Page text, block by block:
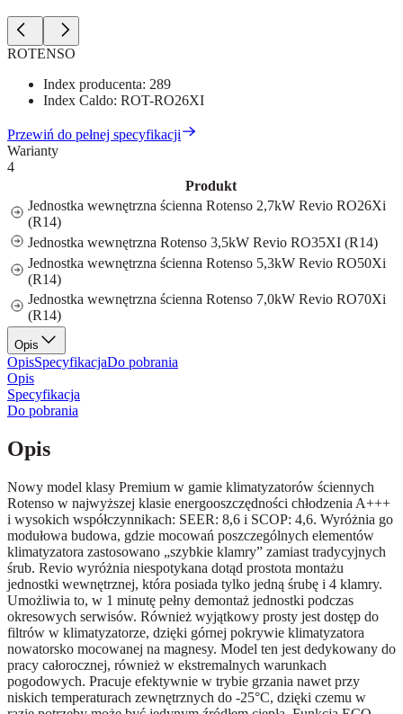
ROTENSO
Index producenta: 289
Index Caldo: ROT-RO26XI
Przewiń do pełnej specyfikacji
Warianty
4
Produkt
Jednostka wewnętrzna ścienna Rotenso 2,7kW Revio RO26Xi
(R14)
Jednostka wewnętrzna Rotenso 3,5kW Revio RO35XI (R14)
Jednostka wewnętrzna ścienna Rotenso 5,3kW Revio RO50Xi
(R14)
Jednostka wewnętrzna ścienna Rotenso 7,0kW Revio RO70Xi
(R14)
Opis
OpisSpecyfikacjaDo pobrania
Opis
Specyfikacja
Do pobrania
Opis
Nowy model klasy Premium w gamie klimatyzatorów ściennych
Rotenso w najwyższej klasie energooszczędności chłodzenia A+++
i wysokich współczynnikach: SEER: 8,6 i SCOP: 4,6. Wyróżnia go
modułowa budowa, gdzie mocowań poszczególnych elementów
klimatyzatora zastosowano „szybkie klamry” zamiast tradycyjnych
śrub. Revio wyróżnia niespotykana dotąd prostota montażu
jednostki wewnętrznej, która posiada tylko jedną śrubę i 4 klamry.
Umożliwia to, w 1 minutę pełny demontaż jednostki podczas
okresowych serwisów. Również wyjątkowy prosty jest dostęp do
filtrów w klimatyzatorze, dzięki górnej pokrywie klimatyzatora
nowatorsko mocowanej na magnesy. Model ten jest dedykowany do
pracy całorocznej, również w ekstremalnych warunkach
pogodowych. Pracuje efektywnie w trybie grzania nawet przy
niskich temperaturach zewnętrznych do -25°C, dzięki czemu w